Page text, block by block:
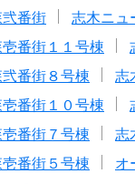
番街 志木ニュ
番街１１号棟
番街８号棟
志
番街１０号棟
番街７号棟
志
番街５号棟
オ